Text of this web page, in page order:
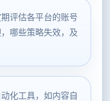
评估各平台的账号
哪些策略失效，及
化工具，如内容自